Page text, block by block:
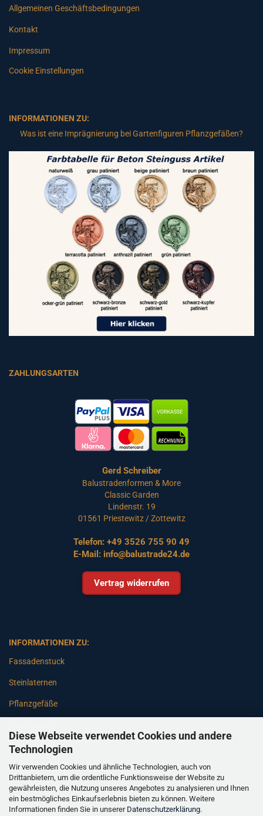
Diese Webseite verwendet Cookies und andere
Technologien
Wir verwenden Cookies und ähnliche Technologien, auch von
Drittanbietern, um die ordentliche Funktionsweise der Website zu
gewährleisten, die Nutzung unseres Angebotes zu analysieren und Ihnen
ein bestmögliches Einkaufserlebnis bieten zu können. Weitere
Informationen finden Sie in unserer Datenschutzerklärung.
Allgemeinen Geschäftsbedingungen
Kontakt
Impressum
Cookie Einstellungen
INFORMATIONEN ZU:
Was ist eine Imprägnierung bei Gartenfiguren Pflanzgefäßen?
ZAHLUNGSARTEN
Gerd Schreiber
Balustradenformen & More
Classic Garden
Lindenstr. 19
01561 Priestewitz / Zottewitz
Telefon: +49 3526 755 90 49
E-Mail: info@balustrade24.de
Vertrag widerrufen
INFORMATIONEN ZU:
Fassadenstuck
Steinlaternen
Pflanzgefäße
Gartenbänke
Pfeiler
Gartenbrunnen
Gartenfiguren